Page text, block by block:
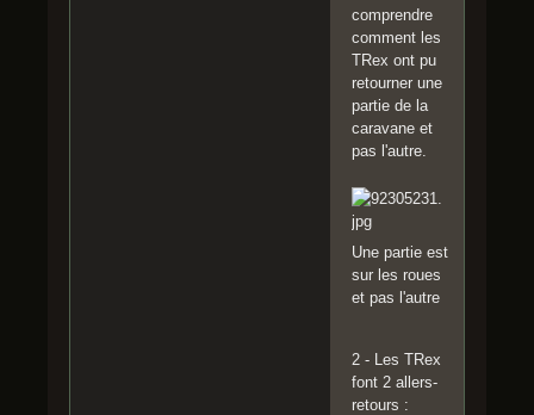
comprendre
comment les
TRex ont pu
retourner une
partie de la
caravane et
pas l'autre.
Une partie est
sur les roues
et pas l'autre
2 - Les TRex
font 2 allers-
retours :